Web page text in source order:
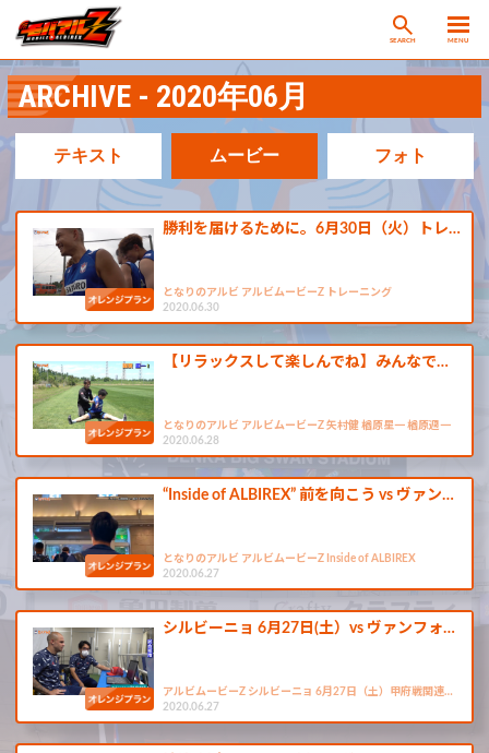
SEARCH MENU
ARCHIVE - 2020年06月
テキスト ムービー フォト
勝利を届けるために。6月30日（火）トレ…
となりのアルビ アルビムービーZ トレーニング
2020.06.30
【リラックスして楽しんでね】みんなで…
となりのアルビ アルビムービーZ 矢村健 楢原星一 楢原週一
2020.06.28
“Inside of ALBIREX” 前を向こう vs ヴァン…
となりのアルビ アルビムービーZ Inside of ALBIREX
2020.06.27
シルビーニョ 6月27日(土）vs ヴァンフォ…
アルビムービーZ シルビーニョ 6月27日（土）甲府戦関連…
2020.06.27